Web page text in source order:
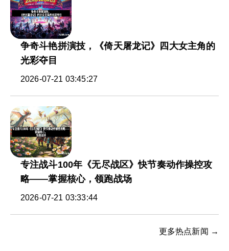
争奇斗艳拼演技，《倚天屠龙记》四大女主角的
光彩夺目
2026-07-21 03:45:27
专注战斗100年《无尽战区》快节奏动作操控攻
略——掌握核心，领跑战场
2026-07-21 03:33:44
更多热点新闻 →